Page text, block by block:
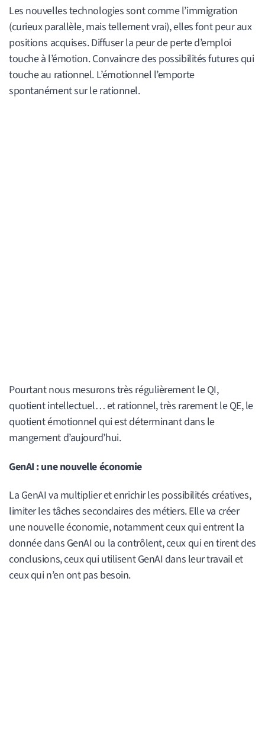
Les nouvelles technologies sont comme l’immigration
(curieux parallèle, mais tellement vrai), elles font peur aux
positions acquises. Diffuser la peur de perte d’emploi
touche à l’émotion. Convaincre des possibilités futures qui
touche au rationnel. L’émotionnel l’emporte
spontanément sur le rationnel.
Pourtant nous mesurons très régulièrement le QI,
quotient intellectuel… et rationnel, très rarement le QE, le
quotient émotionnel qui est déterminant dans le
mangement d’aujourd’hui.
GenAI : une nouvelle économie
La GenAI va multiplier et enrichir les possibilités créatives,
limiter les tâches secondaires des métiers. Elle va créer
une nouvelle économie, notamment ceux qui entrent la
donnée dans GenAI ou la contrôlent, ceux qui en tirent des
conclusions, ceux qui utilisent GenAI dans leur travail et
ceux qui n’en ont pas besoin.